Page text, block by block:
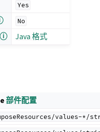
Yes
No
ⓘ Java 格式
部件配置
values-*/